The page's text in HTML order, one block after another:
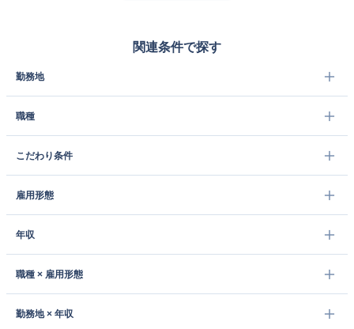
関連条件で探す
勤務地
職種
こだわり条件
雇用形態
年収
職種 × 雇用形態
勤務地 × 年収